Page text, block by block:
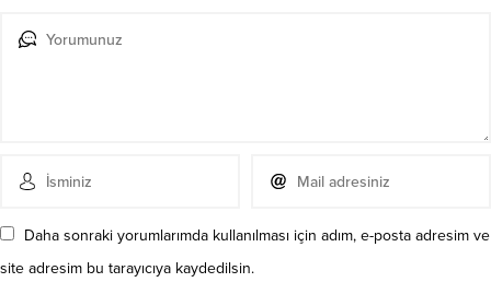
Daha sonraki yorumlarımda kullanılması için adım, e-posta adresim ve
site adresim bu tarayıcıya kaydedilsin.